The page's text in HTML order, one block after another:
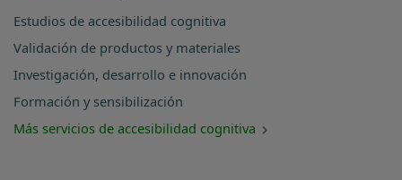
Estudios de accesibilidad cognitiva
Validación de productos y materiales
Investigación, desarrollo e innovación
Formación y sensibilización
Más servicios de accesibilidad cognitiva